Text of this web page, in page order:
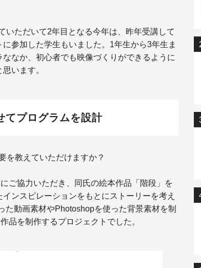
いただいて2年目となる今年は、昨年受講して
参加した学生もいました。1年生から3年生ま
なか、初心者でも映像づくりができるように
います。
てプログラムを設計
を教えていただけますか？
にご協力いただき、同氏の絵本作品「階段」を
ンスピレーションをもとにストーリーを考え
た動画素材やPhotoshopを使った背景素材を制
品を制作するプロジェクトでした。